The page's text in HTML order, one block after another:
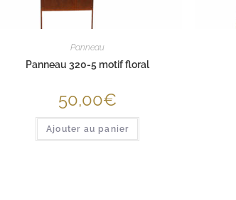
Panneau
Panneau 320-5 motif floral
50,00€
Ajouter au panier